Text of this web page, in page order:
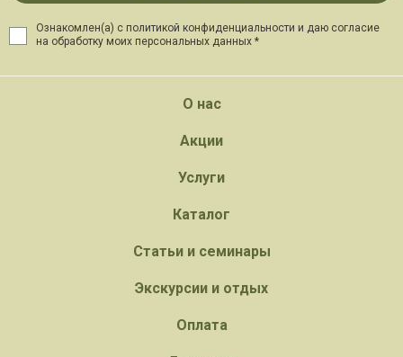
Ознакомлен(а) с политикой конфиденциальности и даю согласие
на обработку моих персональных данных *
О нас
Акции
Услуги
Каталог
Статьи и семинары
Экскурсии и отдых
Оплата